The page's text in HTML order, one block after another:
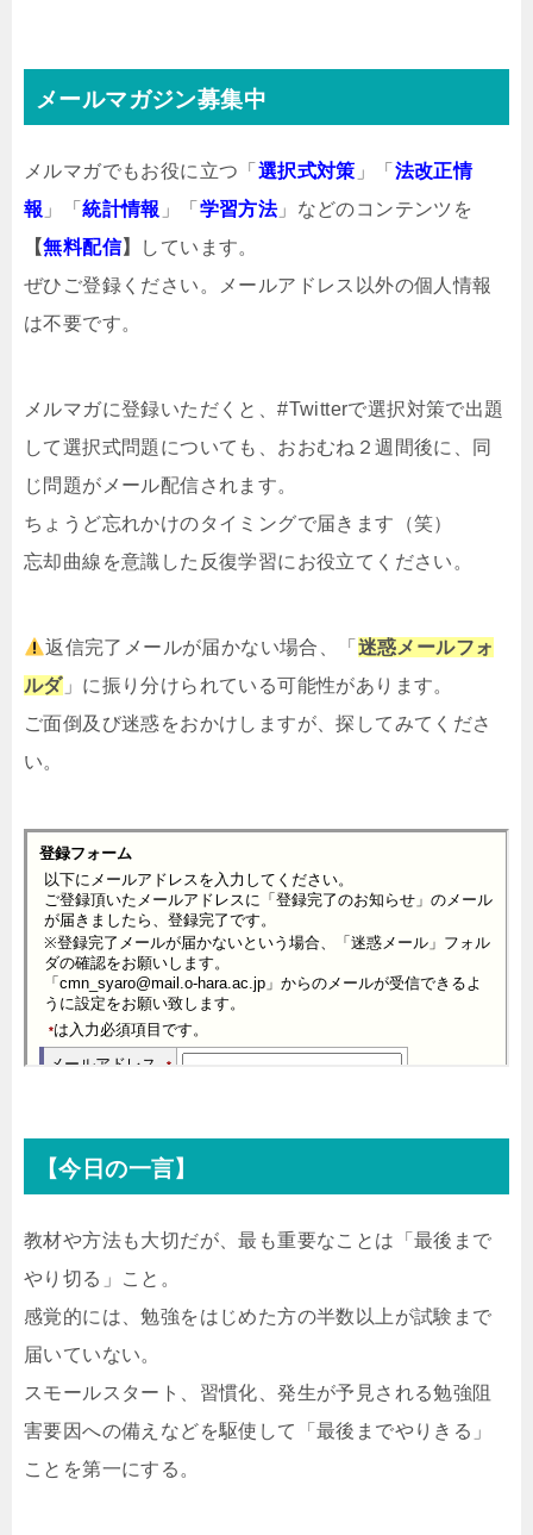
メールマガジン募集中
メルマガでもお役に立つ「 選択式対策 」「 法改正情
報 」「統計情報 」「 学習方法」などのコンテンツを
【無料配信】
しています。
ぜひご登録ください。メールアドレス以外の個人情報
は不要です。
メルマガに登録いただくと、#Twitterで選択対策で出題
して選択式問題についても、おおむね２週間後に、同
じ問題がメール配信されます。
ちょうど忘れかけのタイミングで届きます（笑）
忘却曲線を意識した反復学習にお役立てください。
返信完了メールが届かない場合、「 迷惑メールフォ
ルダ」に振り分けられている可能性があります。
ご面倒及び迷惑をおかけしますが、探してみてくださ
い。
【今日の一言】
教材や方法も大切だが、最も重要なことは「最後まで
やり切る」こと。
感覚的には、勉強をはじめた方の半数以上が試験まで
届いていない。
スモールスタート、習慣化、発生が予見される勉強阻
害要因への備えなどを駆使して「最後までやりきる」
ことを第一にする。